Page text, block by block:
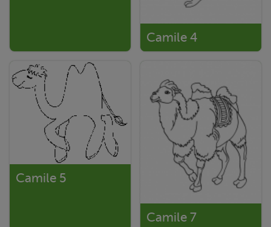
Camile 4
Camile 5
Camile 7